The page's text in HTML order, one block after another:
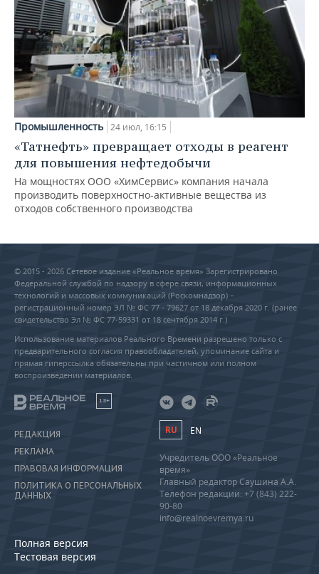
Промышленность 24 июл, 16:15
«Татнефть» превращает отходы в реагент
для повышения нефтедобычи
На мощностях ООО «ХимСервис» компания начала
производить поверхностно-активные вещества из
отходов собственного производства
© 2015 - 2026 Сетевое издание «Реальное время» Зарегистрировано
Федеральной службой по надзору в сфере связи, информационных
технологий и массовых коммуникаций (Роскомнадзор) –
регистрационный номер ЭЛ № ФС 77 - 79627 от 18 декабря 2020 г. (ранее
свидетельство Эл № ФС 77-59331 от 18 сентября 2014 г.)
Использование материалов Реального Времени разрешено только с
предварительного согласия правообладателей, упоминание сайта и
прямая гиперссылка обязательны при частичном или полном
воспроизведении материалов.
18+
РЕДАКЦИЯ
РЕКЛАМА
ПРАВОВАЯ ИНФОРМАЦИЯ
ПОЛИТИКА О ПЕРСОНАЛЬНЫХ
ДАННЫХ
Полная версия
Тестовая версия
RU EN
Учредитель ООО «Реальное
время»
Главный редактор Саушина А.А.
Телефон редакции: +7 (843) 222-
90-80
info@realnoevremya.ru